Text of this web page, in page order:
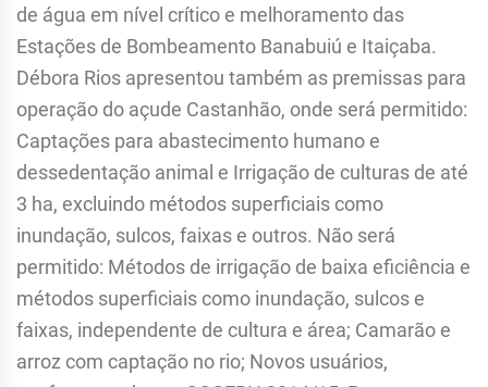
de água em nível crítico e melhoramento das
Estações de Bombeamento Banabuiú e Itaiçaba.
Débora Rios apresentou também as premissas para
operação do açude Castanhão, onde será permitido:
Captações para abastecimento humano e
dessedentação animal e Irrigação de culturas de até
3 ha, excluindo métodos superficiais como
inundação, sulcos, faixas e outros. Não será
permitido: Métodos de irrigação de baixa eficiência e
métodos superficiais como inundação, sulcos e
faixas, independente de cultura e área; Camarão e
arroz com captação no rio; Novos usuários,